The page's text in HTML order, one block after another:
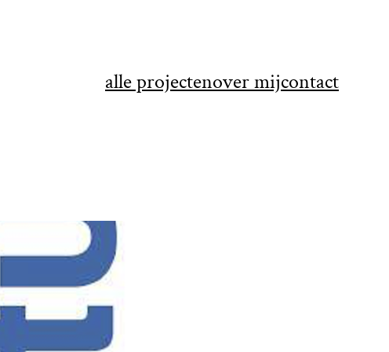
alle projectenover mijcontact